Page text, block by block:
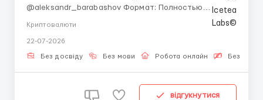
@aleksandr_barabashov Формат: Полностью
транзакций растет с каждым днем, и команда Icetea
Labs разрабатывает аналитические инструменты и
Криптовалюти
22-07-2026
Без досвіду Без мови Робота онлайн
відгукнутися